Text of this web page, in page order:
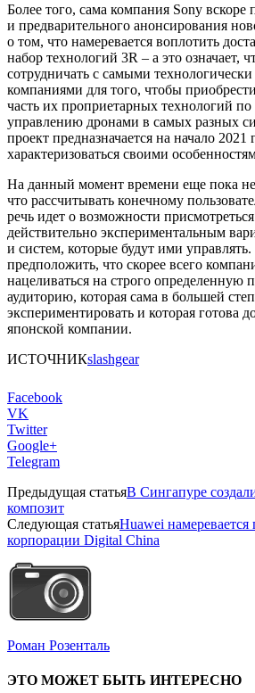
Более того, сама компания Sony вскоре
и предварительного анонсирования
о том, что намеревается воплотить
набор технологий 3R – а это означает,
сотрудничать с самыми
компаниями для того, чтобы
часть их проприетарных технологий
управлению дронами в самых разных
проект предназначается на начало 2021
характеризоваться своими
На данный момент времени еще пока
что рассчитывать конечному
речь идет о возможности
действительно экспериментальным
и систем, которые будут ими
предположить, что скорее всего
нацеливаться на строго определенную
аудиторию, которая сама в большей
экспериментировать и которая готова
японской компании.
ИСТОЧНИКslashgear
Facebook
VK
Twitter
Google+
Telegram
Предыдущая статьяВ Сингапуре
композит
Следующая статьяHuawei
корпорации Digital China
Роман Розенталь
ЭТО МОЖЕТ БЫТЬ ИНТЕРЕСНО